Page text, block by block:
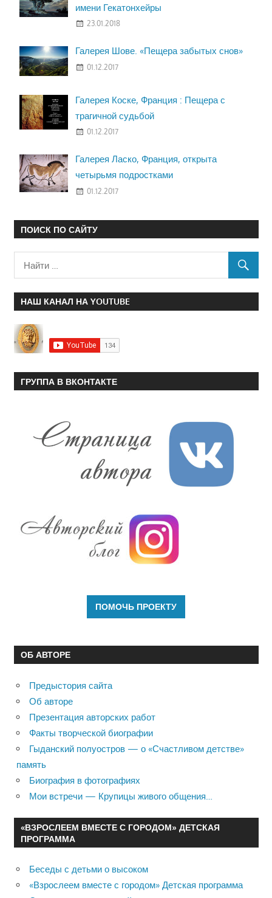
имени Гекатонхейры
23.01.2018
Галерея Шове. «Пещера забытых снов»
01.12.2017
Галерея Коске, Франция : Пещера с
трагичной судьбой
01.12.2017
Галерея Ласко, Франция, открыта
четырьмя подростками
01.12.2017
ПОИСК ПО САЙТУ
НАШ КАНАЛ НА YOUTUBE
ГРУППА В ВКОНТАКТЕ
ОБ АВТОРЕ
Предыстория сайта
Об авторе
Презентация авторских работ
Факты творческой биографии
Гыданский полуостров — о «Счастливом детстве»
память
Биография в фотографиях
Мои встречи — Крупицы живого общения…
«ВЗРОСЛЕЕМ ВМЕСТЕ С ГОРОДОМ» ДЕТСКАЯ
ПРОГРАММА
Беседы с детьми о высоком
«Взрослеем вместе с городом» Детская программа